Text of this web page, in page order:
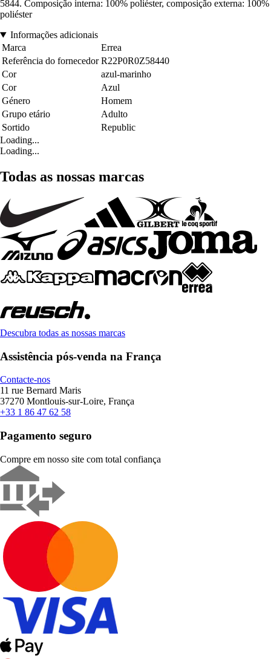
5844. Composição interna: 100% poliéster, composição externa: 100%
poliéster
Informações adicionais
Marca
Errea
Referência do fornecedor R22P0R0Z58440
Cor
azul-marinho
Cor
Azul
Género
Homem
Grupo etário
Adulto
Sortido
Republic
Loading...
Loading...
Todas as nossas marcas
Descubra todas as nossas marcas
Assistência pós-venda na França
Contacte-nos
11 rue Bernard Maris
37270 Montlouis-sur-Loire, França
+33 1 86 47 62 58
Pagamento seguro
Compre em nosso site com total confiança